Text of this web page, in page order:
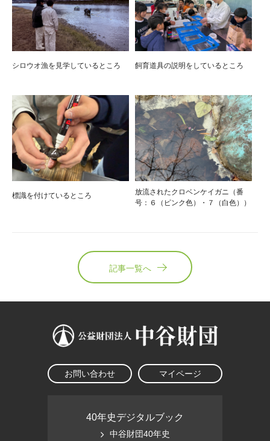
シロウオ漁を見学しているところ 飼育道具の説明をしているところ
標識を付けているところ
放流されたクロベンケイガニ（番
号：６（ピンク色）・７（白色））
記事一覧へ
お問い合わせ マイページ
40年史デジタルブック
中谷財団40年史